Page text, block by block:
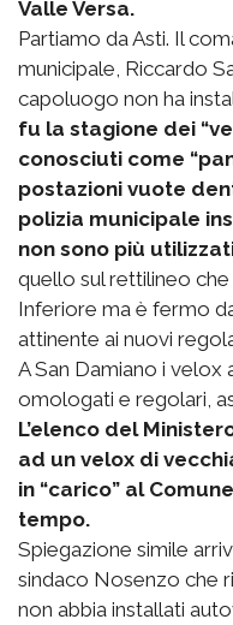
Valle Versa.
Partiamo da Asti. Il
municipale, Riccardo
capoluogo non ha
fu la stagione dei
conosciuti come
postazioni vuote
polizia municipale
non sono più
quello sul rettilineo
Inferiore ma è fermo
attinente ai nuovi
A San Damiano i
omologati e regolari,
L’elenco del
ad un velox di
in “carico” al
tempo.
Spiegazione simile
sindaco Nosenzo che
non abbia installati